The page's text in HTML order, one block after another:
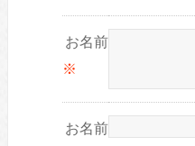
お名前
※
お名前